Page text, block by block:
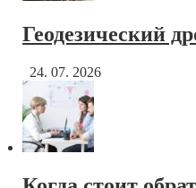
Геодезический
24. 07. 2026